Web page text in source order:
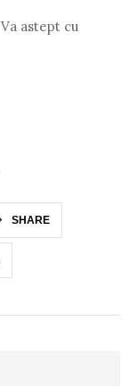
astept cu
SHARE